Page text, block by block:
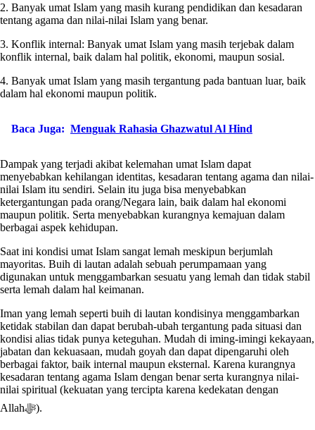
2. Banyak umat Islam yang masih kurang pendidikan dan kesadaran
tentang agama dan nilai-nilai Islam yang benar.
3. Konflik internal: Banyak umat Islam yang masih terjebak dalam
konflik internal, baik dalam hal politik, ekonomi, maupun sosial.
4. Banyak umat Islam yang masih tergantung pada bantuan luar, baik
dalam hal ekonomi maupun politik.
Baca Juga: Menguak Rahasia Ghazwatul Al Hind
Dampak yang terjadi akibat kelemahan umat Islam dapat
menyebabkan kehilangan identitas, kesadaran tentang agama dan nilai-
nilai Islam itu sendiri. Selain itu juga bisa menyebabkan
ketergantungan pada orang/Negara lain, baik dalam hal ekonomi
maupun politik. Serta menyebabkan kurangnya kemajuan dalam
berbagai aspek kehidupan.
Saat ini kondisi umat Islam sangat lemah meskipun berjumlah
mayoritas. Buih di lautan adalah sebuah perumpamaan yang
digunakan untuk menggambarkan sesuatu yang lemah dan tidak stabil
serta lemah dalam hal keimanan.
Iman yang lemah seperti buih di lautan kondisinya menggambarkan
ketidak stabilan dan dapat berubah-ubah tergantung pada situasi dan
kondisi alias tidak punya keteguhan. Mudah di iming-imingi kekayaan,
jabatan dan kekuasaan, mudah goyah dan dapat dipengaruhi oleh
berbagai faktor, baik internal maupun eksternal. Karena kurangnya
kesadaran tentang agama Islam dengan benar serta kurangnya nilai-
nilai spiritual (kekuatan yang tercipta karena kedekatan dengan
Allahﷻ).